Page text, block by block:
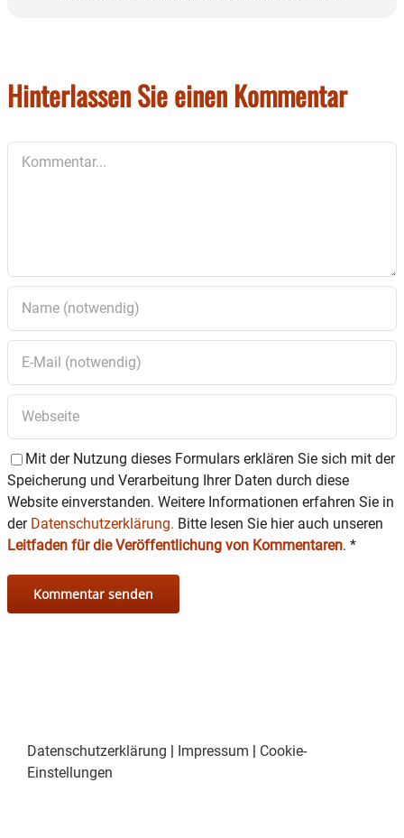
Hinterlassen Sie einen Kommentar
Mit der Nutzung dieses Formulars erklären Sie sich mit der
Speicherung und Verarbeitung Ihrer Daten durch diese
Website einverstanden. Weitere Informationen erfahren Sie in
der Datenschutzerklärung. Bitte lesen Sie hier auch unseren
Leitfaden für die Veröffentlichung von Kommentaren. *
Datenschutzerklärung | Impressum | Cookie-
Einstellungen